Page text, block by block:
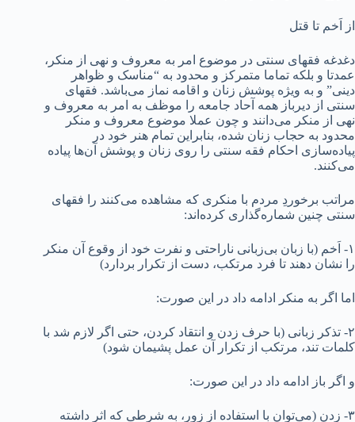
از اَخم تا قتل
دغدغه فقهای سنتی در موضوع امر به معروف و نهی از منکر،
عمدتا و بلکه تماما متمرکز و محدود به “مناسک و ظواهر
دینی” و به ویژه پوشش زنان و اقامه نماز می‌باشد. فقهای
سنتی از دیرباز همه آحاد جامعه را موظف به امر به معروف و
نهی از منکر می‌دانند و چون عملا موضوع معروف و منکر
محدود به حجاب زنان شده، بنابراین تمام هنر خود در
پیاده‌سازی احکام فقه سنتی را روی زنان و پوشش آن‌ها پیاده
می‌کنند.
مراتب برخوردِ مردم با منکری که مشاهده می‌کنند را فقهای
سنتی چنین شماره‌گذاری کرده‌اند:
۱- اَخم (با زبان بی‌زبانی ناراحتی و نفرت خود از وقوع آن منکر
را نشان دهند تا فرد مرتکب، دست از تکرار بردارد)
اما اگر به منکر ادامه داد در این صورت:
۲- تذکر زبانی (با حرف زدن و انتقاد کردن، حتی اگر لازم شد با
کلمات تند، مرتکب از تکرار آن عمل پشیمان شود)
و اگر باز ادامه داد در این صورت:
۳- زدن (می‌توان با استفاده از زور، به شرطی که اثر داشته